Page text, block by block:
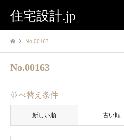
住宅設計.jp
No.00163
No.00163
並べ替え条件
新しい順 古い順